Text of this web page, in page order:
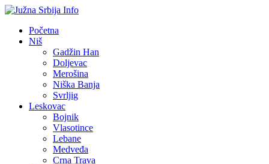
Početna
Niš
Gadžin Han
Doljevac
Merošina
Niška Banja
Svrljig
Leskovac
Bojnik
Vlasotince
Lebane
Medveđa
Crna Trava